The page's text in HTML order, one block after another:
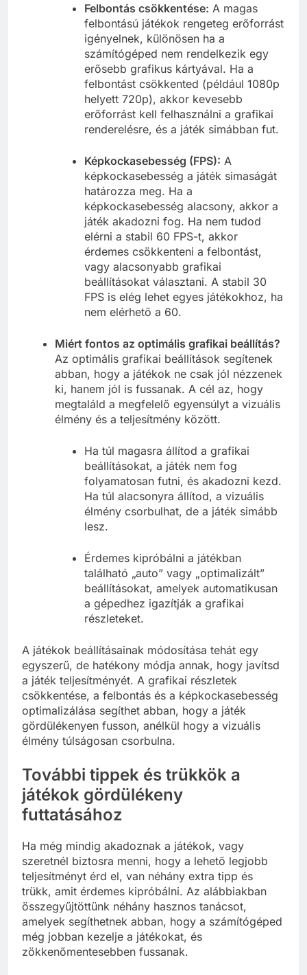
Felbontás csökkentése: A magas
felbontású játékok rengeteg erőforrást
igényelnek, különösen ha a
számítógéped nem rendelkezik egy
erősebb grafikus kártyával. Ha a
felbontást csökkented (például 1080p
helyett 720p), akkor kevesebb
erőforrást kell felhasználni a grafikai
renderelésre, és a játék simábban fut.
Képkockasebesség (FPS): A
képkockasebesség a játék simaságát
határozza meg. Ha a
képkockasebesség alacsony, akkor a
játék akadozni fog. Ha nem tudod
elérni a stabil 60 FPS-t, akkor
érdemes csökkenteni a felbontást,
vagy alacsonyabb grafikai
beállításokat választani. A stabil 30
FPS is elég lehet egyes játékokhoz, ha
nem elérhető a 60.
Miért fontos az optimális grafikai beállítás?
Az optimális grafikai beállítások segítenek
abban, hogy a játékok ne csak jól nézzenek
ki, hanem jól is fussanak. A cél az, hogy
megtaláld a megfelelő egyensúlyt a vizuális
élmény és a teljesítmény között.
Ha túl magasra állítod a grafikai
beállításokat, a játék nem fog
folyamatosan futni, és akadozni kezd.
Ha túl alacsonyra állítod, a vizuális
élmény csorbulhat, de a játék simább
lesz.
Érdemes kipróbálni a játékban
található „auto” vagy „optimalizált”
beállításokat, amelyek automatikusan
a gépedhez igazítják a grafikai
részleteket.
A játékok beállításainak módosítása tehát egy
egyszerű, de hatékony módja annak, hogy javítsd
a játék teljesítményét. A grafikai részletek
csökkentése, a felbontás és a képkockasebesség
optimalizálása segíthet abban, hogy a játék
gördülékenyen fusson, anélkül hogy a vizuális
élmény túlságosan csorbulna.
További tippek és trükkök a
játékok gördülékeny
futtatásához
Ha még mindig akadoznak a játékok, vagy
szeretnél biztosra menni, hogy a lehető legjobb
teljesítményt érd el, van néhány extra tipp és
trükk, amit érdemes kipróbálni. Az alábbiakban
összegyűjtöttünk néhány hasznos tanácsot,
amelyek segíthetnek abban, hogy a számítógéped
még jobban kezelje a játékokat, és
zökkenőmentesebben fussanak.